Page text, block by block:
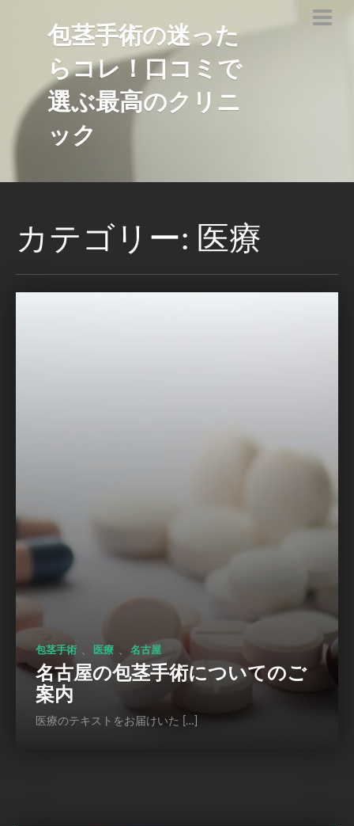
包茎手術の迷った
らコレ！口コミで
選ぶ最高のクリニ
ック
カテゴリー: 医療
包茎手術 、 医療 、 名古屋
名古屋の包茎手術についてのご
案内
医療のテキストをお届けいた […]